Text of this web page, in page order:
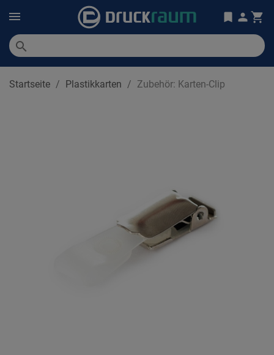
search
Startseite Plastikkarten Zubehör: Karten-Clip